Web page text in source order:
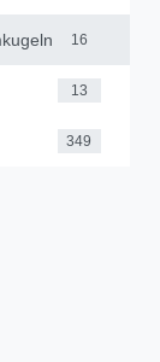
16
13
349